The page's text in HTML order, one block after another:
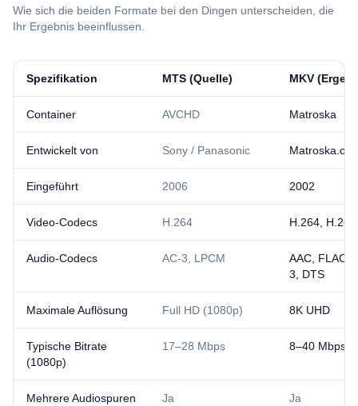
Wie sich die beiden Formate bei den Dingen unterscheiden, die
Ihr Ergebnis beeinflussen.
Spezifikation ⁦MTS⁩ (Quelle) ⁦MKV⁩
Container AVCHD Matroska
Entwickelt von Sony / Panasonic Matroska.org
Eingeführt 2006 2002
Video-Codecs H.264 H.264,
Audio-Codecs AC-3, LPCM
AAC, FLAC,
3, DTS
Maximale Auflösung Full HD (1080p) 8K UHD
Typische Bitrate
(1080p)
17–28 Mbps 8–40 Mbps
Mehrere Audiospuren Ja Ja